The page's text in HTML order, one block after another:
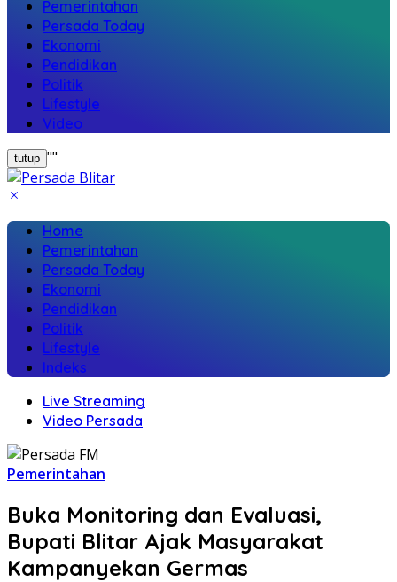
Pemerintahan
Persada Today
Ekonomi
Pendidikan
Politik
Lifestyle
Video
tutup ""
Home
Pemerintahan
Persada Today
Ekonomi
Pendidikan
Politik
Lifestyle
Indeks
Live Streaming
Video Persada
Pemerintahan
Buka Monitoring dan Evaluasi,
Bupati Blitar Ajak Masyarakat
Kampanyekan Germas